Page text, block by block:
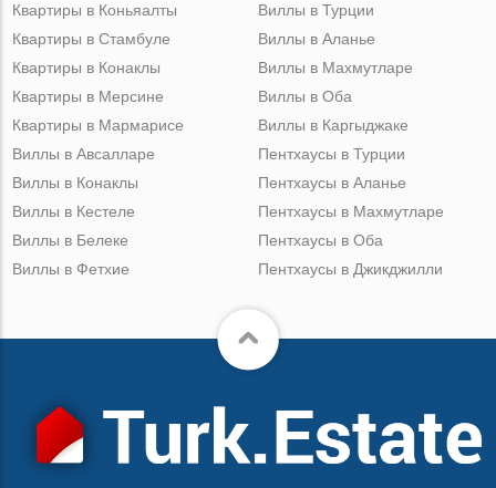
Квартиры в Коньяалты
Квартиры в Стамбуле
Квартиры в Конаклы
Квартиры в Мерсине
Квартиры в Мармарисе
Виллы в Турции
Виллы в Аланье
Виллы в Махмутларе
Виллы в Оба
Виллы в Каргыджаке
Виллы в Авсалларе
Виллы в Конаклы
Виллы в Кестеле
Виллы в Белеке
Виллы в Фетхие
Пентхаусы в Турции
Пентхаусы в Аланье
Пентхаусы в Махмутларе
Пентхаусы в Оба
Пентхаусы в Джикджилли